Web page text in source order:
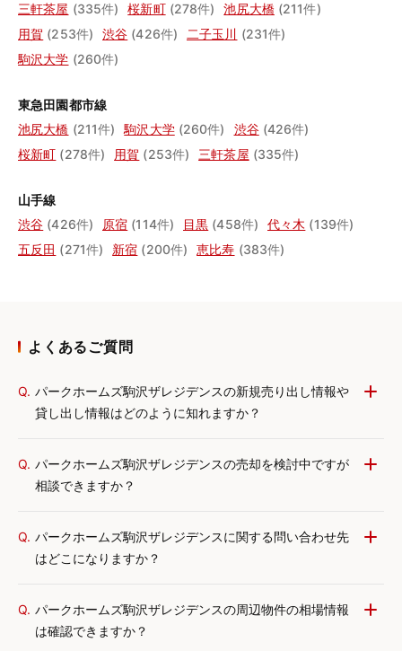
三軒茶屋 (335件) 桜新町 (278件) 池尻大橋 (211件)
用賀 (253件) 渋谷 (426件) 二子玉川 (231件)
駒沢大学 (260件)
東急田園都市線
池尻大橋 (211件) 駒沢大学 (260件) 渋谷 (426件)
桜新町 (278件) 用賀 (253件) 三軒茶屋 (335件)
山手線
渋谷 (426件) 原宿 (114件) 目黒 (458件) 代々木 (139件)
五反田 (271件) 新宿 (200件) 恵比寿 (383件)
よくあるご質問
Q. パークホームズ駒沢ザレジデンスの新規売り出し情報や
貸し出し情報はどのように知れますか？
Q. パークホームズ駒沢ザレジデンスの売却を検討中ですが
相談できますか？
Q. パークホームズ駒沢ザレジデンスに関する問い合わせ先
はどこになりますか？
Q. パークホームズ駒沢ザレジデンスの周辺物件の相場情報
は確認できますか？